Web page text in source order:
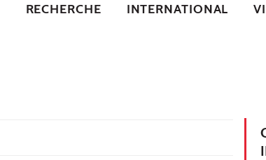
RECHERCHE INTERNATIONAL